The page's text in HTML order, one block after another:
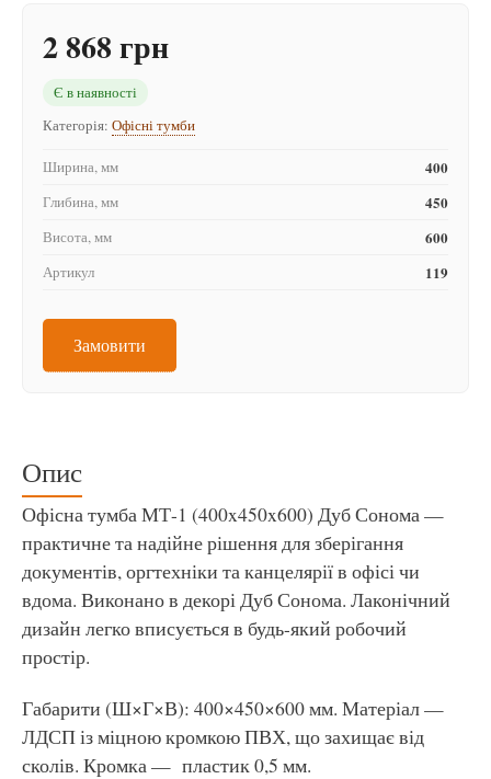
2 868 грн
Є в наявності
Категорія: Офісні тумби
Ширина, мм 400
Глибина, мм 450
Висота, мм 600
Артикул 119
Замовити
Опис
Офісна тумба МТ-1 (400x450x600) Дуб Сонома —
практичне та надійне рішення для зберігання
документів, оргтехніки та канцелярії в офісі чи
вдома. Виконано в декорі Дуб Сонома. Лаконічний
дизайн легко вписується в будь-який робочий
простір.
Габарити (Ш×Г×В): 400×450×600 мм. Матеріал —
ЛДСП із міцною кромкою ПВХ, що захищає від
сколів. Кромка — пластик 0,5 мм.